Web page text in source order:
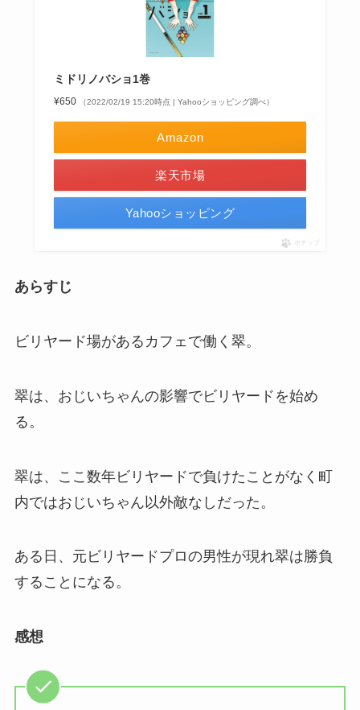
ミドリノバショ1巻
¥650 （2022/02/19 15:20時点 | Yahooショッピング調べ）
Amazon
楽天市場
Yahooショッピング
ポチップ
あらすじ
ビリヤード場があるカフェで働く翠。
翠は、おじいちゃんの影響でビリヤードを始め
る。
翠は、ここ数年ビリヤードで負けたことがなく町
内ではおじいちゃん以外敵なしだった。
ある日、元ビリヤードプロの男性が現れ翠は勝負
することになる。
感想